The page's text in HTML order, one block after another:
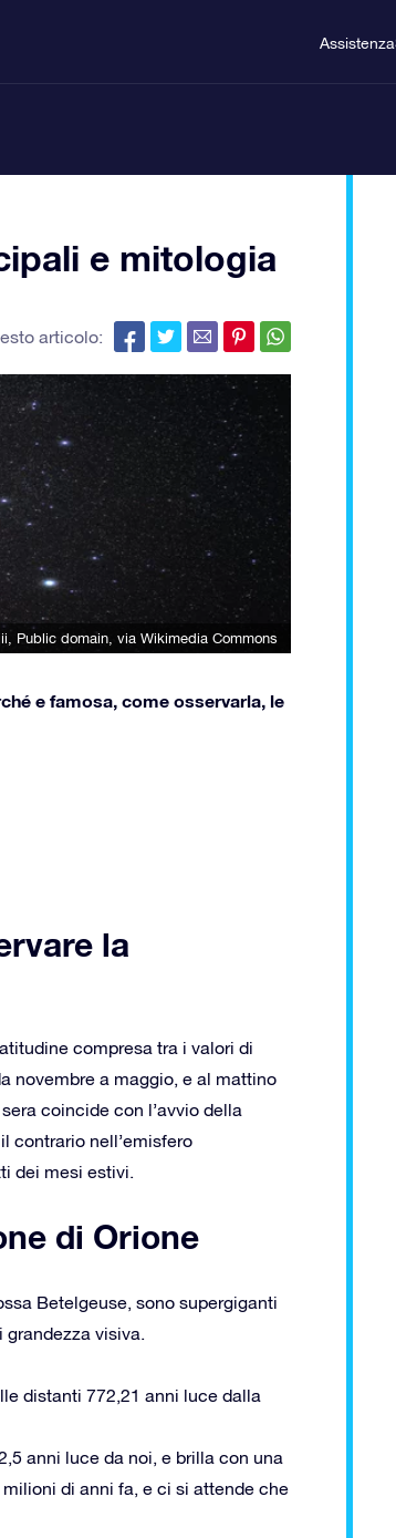
Assistenza
e mitologia
articolo:
, Public domain, via Wikimedia Commons
e famosa, come osservarla, le
la
compresa tra i valori di
novembre a maggio, e al mattino
coincide con l’avvio della
contrario nell’emisfero
dei mesi estivi.
di Orione
Betelgeuse, sono supergiganti
visiva.
distanti 772,21 anni luce dalla
anni luce da noi, e brilla con una
di anni fa, e ci si attende che